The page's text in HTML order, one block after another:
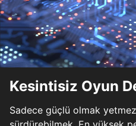
Kesintisiz Oyun
Sadece güçlü olmak